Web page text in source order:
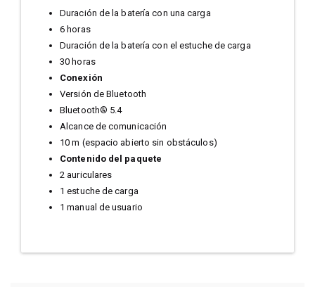
Duración de la batería con una carga
6 horas
Duración de la batería con el estuche de carga
30 horas
Conexión
Versión de Bluetooth
Bluetooth® 5.4
Alcance de comunicación
10 m (espacio abierto sin obstáculos)
Contenido del paquete
2 auriculares
1 estuche de carga
1 manual de usuario